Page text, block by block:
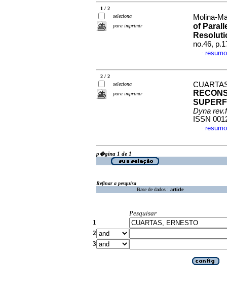
1 / 2
seleciona
para imprimir
Molina-
of
no.46,
·
2 / 2
seleciona
para imprimir
Dyna
ISSN
·
p�gina 1 de 1
Refinar a pesquisa
Base de dados : article
Pesquisar
1
2
3